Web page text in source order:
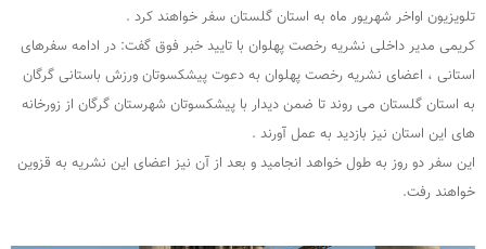
تلویزیون اواخر شهریور ماه به استان گلستان سفر خواهند کرد .
کریمی مدیر داخلی نشریه رخصت پهلوان با تایید خبر فوق گفت: در ادامه سفرهای
استانی ، اعضای نشریه رخصت پهلوان به دعوت پیشکسوتان ورزش باستانی گرگان
به استان گلستان می روند تا ضمن دیدار با پیشکسوتان شهرستان گرگان از زورخانه
های این استان نیز بازدید به عمل آورند .
این سفر دو روز به طول خواهد انجامید و بعد از آن نیز اعضای این نشریه به قزوین
خواهند رفت.